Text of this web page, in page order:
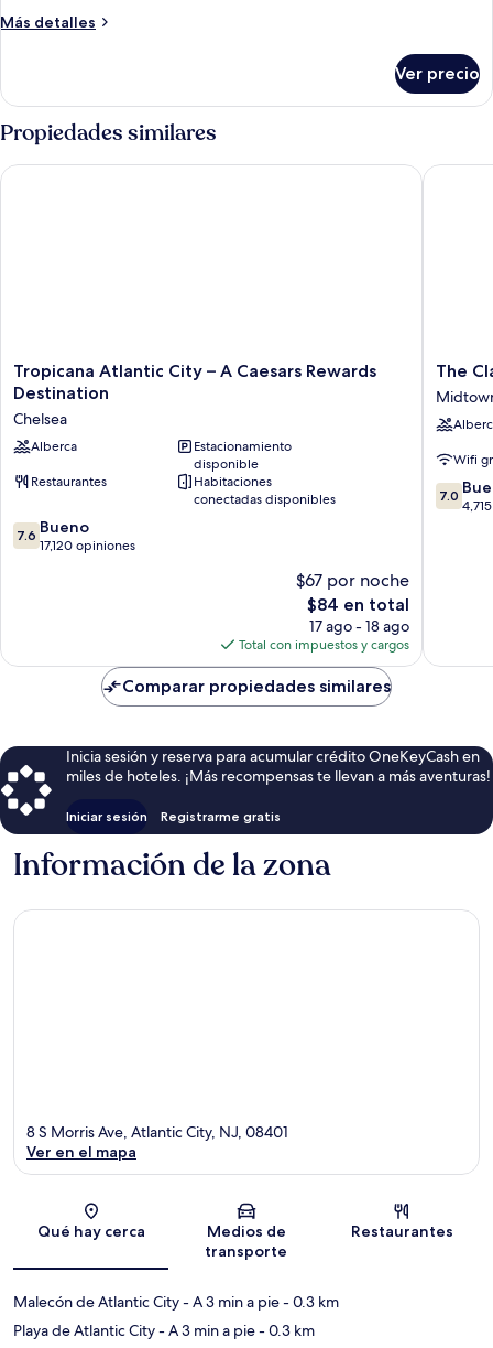
Más detalles
Más
Grand
Ver precio
Propiedades similares
Tropicana
Atlantic
–
A
Rewards
Chelsea
Tropicana Atlantic City – A Caesars Rewards
Destination
Chelsea
Alberca
Estacionamiento
disponible
Restaurantes
Habitaciones
conectadas disponibles
7.6
de
7.6 Bueno
17,120 opiniones
$67 por noche
El
precio
actual
es
de
$84
$84 en total
17 ago - 18 ago
Total con impuestos y cargos
Tropicana Atlantic City – A Caesars Rewards Destination
The
Claridge
Hotel
The
Wifi
7.0
de
7.0
The
Comparar propiedades similares
Inicia sesión y reserva para acumular crédito OneKeyCash en
miles de hoteles. ¡Más recompensas te llevan a más aventuras!
Iniciar sesión Registrarme gratis
Información de la zona
Sección del mapa
8 S Morris Ave, Atlantic City, NJ, 08401
Ver en el mapa
Qué hay cerca
Medios de
transporte
Restaurantes
Malecón de Atlantic City- A 3 min a pie- 0.3 km
Playa de Atlantic City- A 3 min a pie- 0.3 km